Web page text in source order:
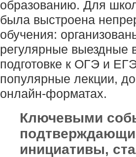
образованию. Для
была выстроена
обучения:
регулярные выездные
подготовке к ОГЭ и
популярные лекции,
онлайн-форматах.
Ключевыми
инициативы,